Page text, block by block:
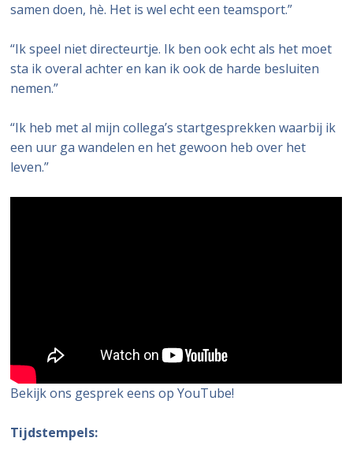
samen doen, hè. Het is wel echt een teamsport.”
“Ik speel niet directeurtje. Ik ben ook echt als het moet
sta ik overal achter en kan ik ook de harde besluiten
nemen.”
“Ik heb met al mijn collega’s startgesprekken waarbij ik
een uur ga wandelen en het gewoon heb over het
leven.”
Bekijk ons gesprek eens op YouTube!
Tijdstempels: